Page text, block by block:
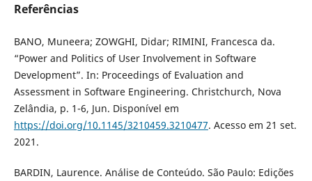
Referências
BANO, Muneera; ZOWGHI, Didar; RIMINI, Francesca da.
“Power and Politics of User Involvement in Software
Development”. In: Proceedings of Evaluation and
Assessment in Software Engineering. Christchurch, Nova
Zelândia, p. 1-6, Jun. Disponível em
https://doi.org/10.1145/3210459.3210477. Acesso em 21 set.
2021.
BARDIN, Laurence. Análise de Conteúdo. São Paulo: Edições